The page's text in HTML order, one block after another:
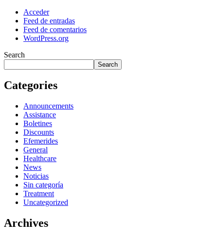
Acceder
Feed de entradas
Feed de comentarios
WordPress.org
Search
Search
Categories
Announcements
Assistance
Boletines
Discounts
Efemerides
General
Healthcare
News
Noticias
Sin categoría
Treatment
Uncategorized
Archives